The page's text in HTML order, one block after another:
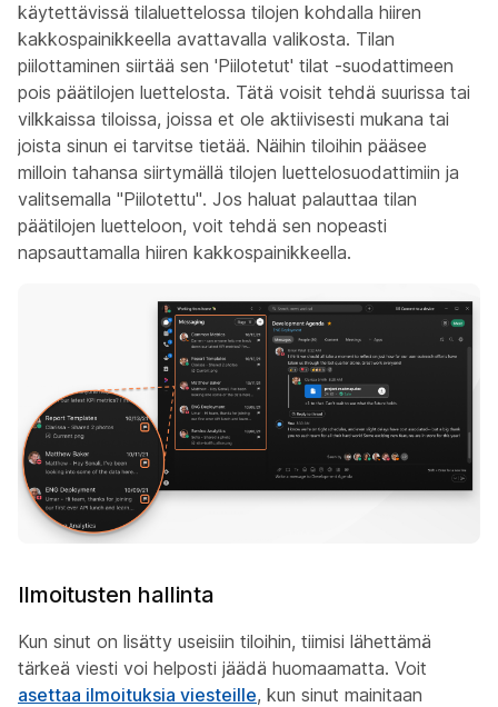
käytettävissä tilaluettelossa tilojen kohdalla hiiren
kakkospainikkeella avattavalla valikosta. Tilan
piilottaminen siirtää sen 'Piilotetut' tilat -suodattimeen
pois päätilojen luettelosta. Tätä voisit tehdä suurissa tai
vilkkaissa tiloissa, joissa et ole aktiivisesti mukana tai
joista sinun ei tarvitse tietää. Näihin tiloihin pääsee
milloin tahansa siirtymällä tilojen luettelosuodattimiin ja
valitsemalla "Piilotettu". Jos haluat palauttaa tilan
päätilojen luetteloon, voit tehdä sen nopeasti
napsauttamalla hiiren kakkospainikkeella.
Ilmoitusten hallinta
Kun sinut on lisätty useisiin tiloihin, tiimisi lähettämä
tärkeä viesti voi helposti jäädä huomaamatta. Voit
asettaa ilmoituksia viesteille, kun sinut mainitaan